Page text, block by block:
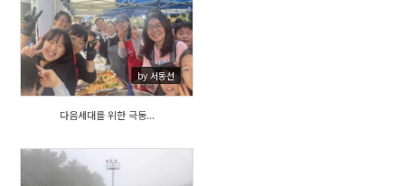
by 서동선
503
다음세대를 위한 극동...